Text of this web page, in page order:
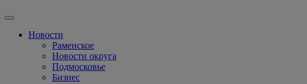
Новости
Раменское
Новости округа
Подмосковье
Бизнес